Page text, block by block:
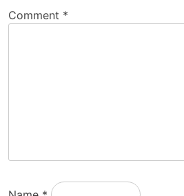
Comment *